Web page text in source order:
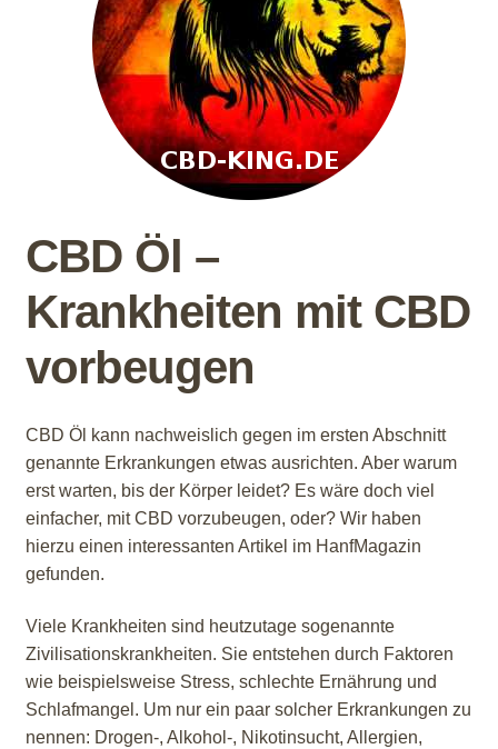
CBD Öl –
Krankheiten mit CBD
vorbeugen
CBD Öl kann nachweislich gegen im ersten Abschnitt
genannte Erkrankungen etwas ausrichten. Aber warum
erst warten, bis der Körper leidet? Es wäre doch viel
einfacher, mit CBD vorzubeugen, oder? Wir haben
hierzu einen interessanten Artikel im HanfMagazin
gefunden.
Viele Krankheiten sind heutzutage sogenannte
Zivilisationskrankheiten. Sie entstehen durch Faktoren
wie beispielsweise Stress, schlechte Ernährung und
Schlafmangel. Um nur ein paar solcher Erkrankungen zu
nennen: Drogen-, Alkohol-, Nikotinsucht, Allergien,